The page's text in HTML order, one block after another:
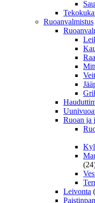
Ruoanvalmistus
Ruoan ja
Leivonta